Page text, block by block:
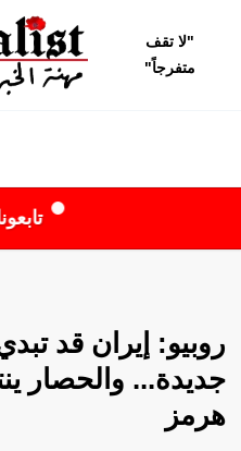
"لا تقف
متفرجاً"
تابعونا
روبيو: إيران قد
جديدة... والحصار
هرمز